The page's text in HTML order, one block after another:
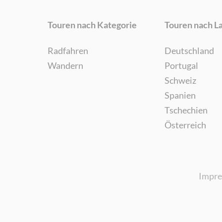
Touren nach Kategorie
Radfahren
Wandern
Touren nach
Deutschland
Portugal
Schweiz
Spanien
Tschechien
Österreich